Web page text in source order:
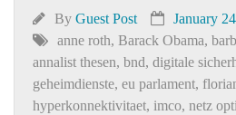
By Guest Post January
anne roth, Barack Obama,
annalist thesen, bnd, digitale
geheimdienste, eu parlament,
hyperkonnektivitaet, imco, netz